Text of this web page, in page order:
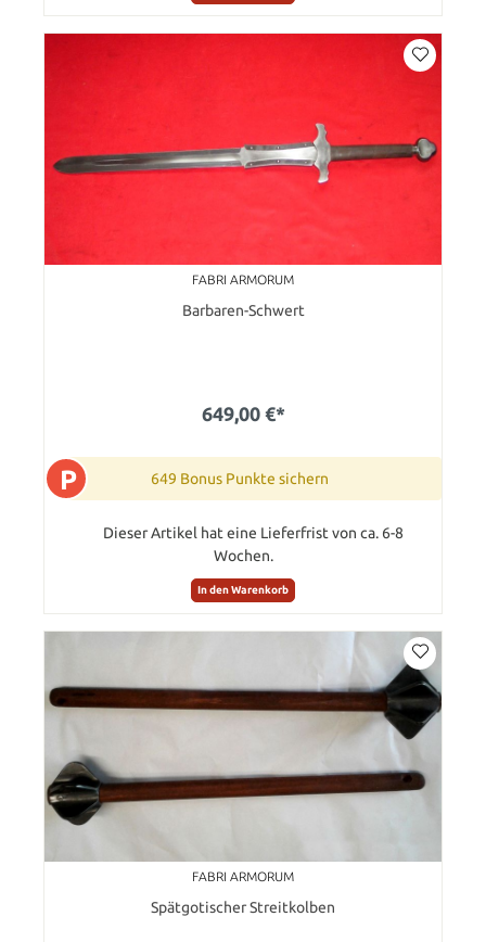
FABRI ARMORUM
Barbaren-Schwert
649,00 €*
P 649 Bonus Punkte sichern
Dieser Artikel hat eine Lieferfrist von ca. 6-8
Wochen.
In den Warenkorb
FABRI ARMORUM
Spätgotischer Streitkolben